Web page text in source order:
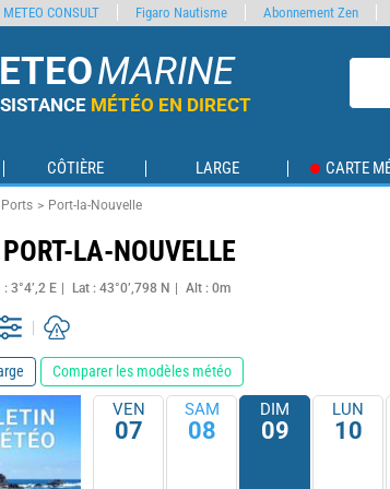
MARINE
MÉTÉO EN DIRECT
CÔTIÈRE LARGE CARTE
Ports Port-la-Nouvelle
PORT-LA-NOUVELLE
: 3°4’,2 E Lat : 43°0’,798 N Alt : 0m
Comparer les modèles météo
VEN
07
SAM
08
DIM
09
LUN
10
METEO CONSULT Figaro Nautisme Abonnement Zen